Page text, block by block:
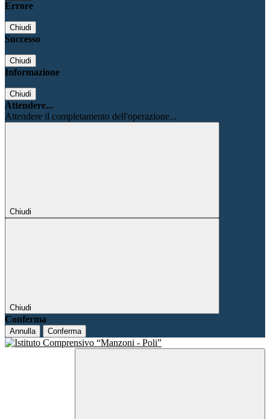
Errore
Chiudi
Successo
Chiudi
Informazione
Chiudi
Attendere...
Attendere il completamento dell'operazione...
Chiudi
Chiudi
Conferma
Annulla Conferma